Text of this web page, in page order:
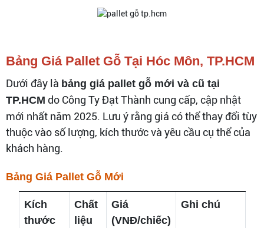
Bảng Giá Pallet Gỗ Tại Hóc Môn, TP.HCM
Dưới đây là bảng giá pallet gỗ mới và cũ tại
TP.HCM do Công Ty Đạt Thành cung cấp, cập nhật
mới nhất năm 2025. Lưu ý rằng giá có thể thay đổi tùy
thuộc vào số lượng, kích thước và yêu cầu cụ thể của
khách hàng.
Bảng Giá Pallet Gỗ Mới
Kích
thước
Chất
liệu
Giá
(VNĐ/chiếc)
Ghi chú